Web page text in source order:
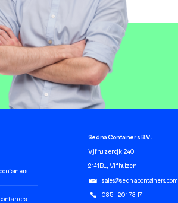
Sedna Containers B.V.
Vijfhuizerdijk 240
2141 BL, Vijfhuizen
sales@sednacontainers.com
085 - 201 73 17